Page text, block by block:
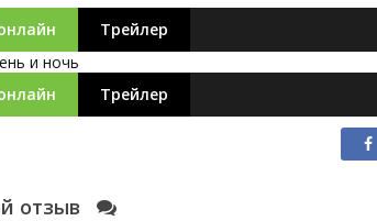
Трейлер
Трейлер
отзыв